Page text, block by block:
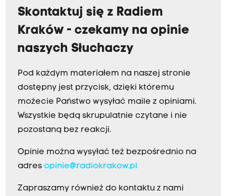
Skontaktuj się z Radiem
Kraków - czekamy na opinie
naszych Słuchaczy
Pod każdym materiałem na naszej stronie
dostępny jest przycisk, dzięki któremu
możecie Państwo wysyłać maile z opiniami.
Wszystkie będą skrupulatnie czytane i nie
pozostaną bez reakcji.
Opinie można wysyłać też bezpośrednio na
adres opinie@radiokrakow.pl
Zapraszamy również do kontaktu z nami